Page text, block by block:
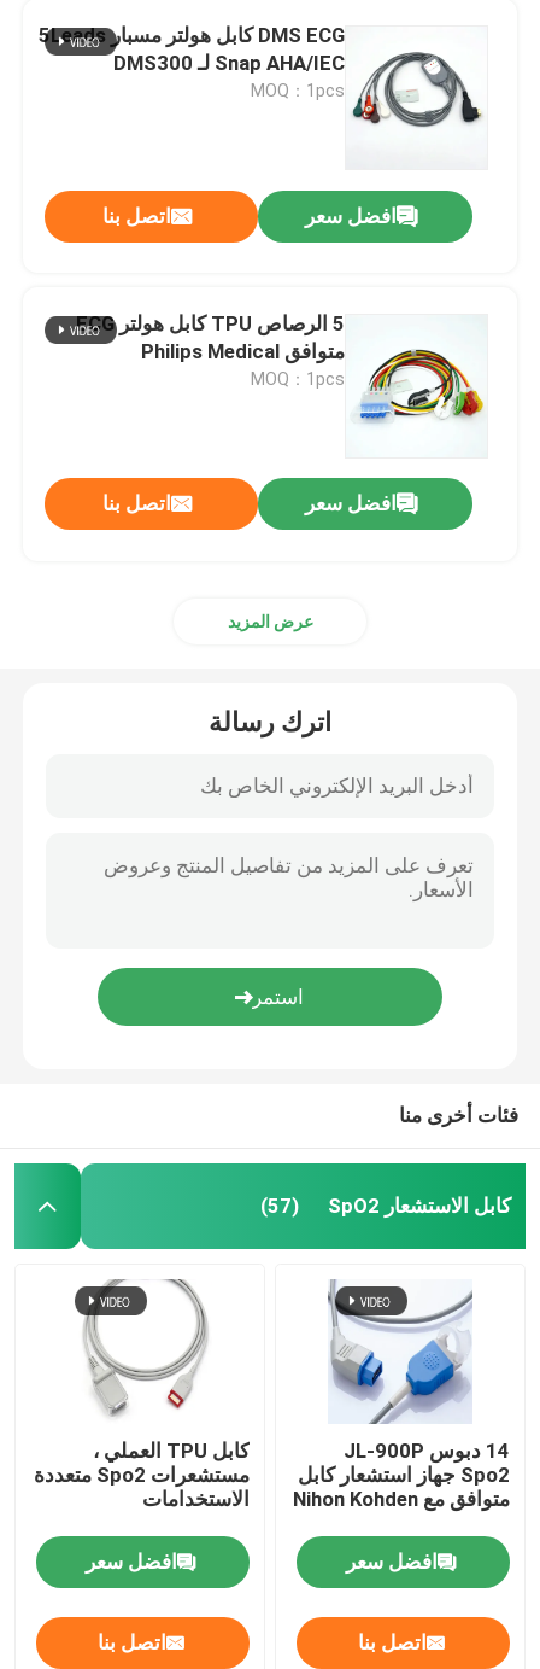
محول طاقة IBP يمكن التخلص منه
مستشعر etCO2
مسبار درجة الحرارة الطبية
مستشعر الأكسجين الطبي
كابلات المعدات الطبية
DMS ECG كابل هولتر مسبار 5Leads
Snap AHA/IEC لـ DMS300
MOQ：1pcs
افضل سعر اتصل بنا
5 الرصاص TPU كابل هولتر ECG
متوافق Philips Medical
MOQ：1pcs
افضل سعر اتصل بنا
عرض المزيد
اترك رسالة
فئات أخرى منا
كابل الاستشعار SpO2 (57)
14 دبوس JL-900P
Spo2 جهاز استشعار كابل
متوافق مع Nihon Kohden
افضل سعر
اتصل بنا
كابل TPU العملي ،
مستشعرات Spo2 متعددة
الاستخدامات
افضل سعر
اتصل بنا